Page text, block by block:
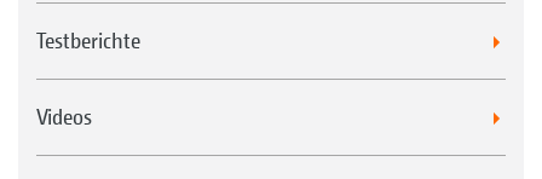
Testberichte
Videos